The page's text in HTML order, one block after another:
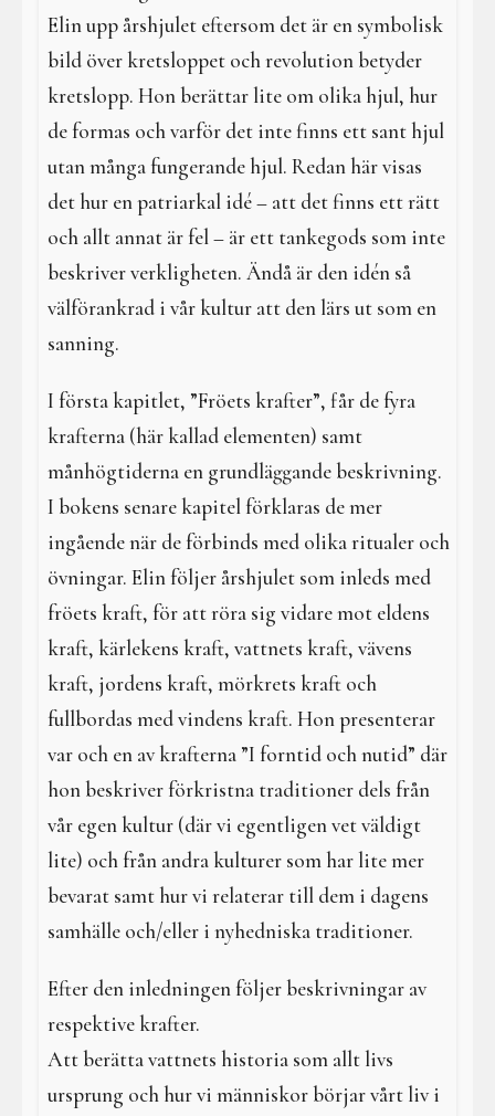
Elin upp årshjulet eftersom det är en symbolisk
bild över kretsloppet och revolution betyder
kretslopp. Hon berättar lite om olika hjul, hur
de formas och varför det inte finns ett sant hjul
utan många fungerande hjul. Redan här visas
det hur en patriarkal idé – att det finns ett rätt
och allt annat är fel – är ett tankegods som inte
beskriver verkligheten. Ändå är den idén så
välförankrad i vår kultur att den lärs ut som en
sanning.
I första kapitlet, ”Fröets krafter”, får de fyra
krafterna (här kallad elementen) samt
månhögtiderna en grundläggande beskrivning.
I bokens senare kapitel förklaras de mer
ingående när de förbinds med olika ritualer och
övningar. Elin följer årshjulet som inleds med
fröets kraft, för att röra sig vidare mot eldens
kraft, kärlekens kraft, vattnets kraft, vävens
kraft, jordens kraft, mörkrets kraft och
fullbordas med vindens kraft. Hon presenterar
var och en av krafterna ”I forntid och nutid” där
hon beskriver förkristna traditioner dels från
vår egen kultur (där vi egentligen vet väldigt
lite) och från andra kulturer som har lite mer
bevarat samt hur vi relaterar till dem i dagens
samhälle och/eller i nyhedniska traditioner.
Efter den inledningen följer beskrivningar av
respektive krafter.
Att berätta vattnets historia som allt livs
ursprung och hur vi människor börjar vårt liv i